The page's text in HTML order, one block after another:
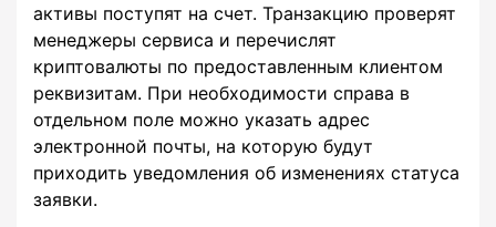
активы поступят на счет. Транзакцию проверят
менеджеры сервиса и перечислят
криптовалюты по предоставленным клиентом
реквизитам. При необходимости справа в
отдельном поле можно указать адрес
электронной почты, на которую будут
приходить уведомления об изменениях статуса
заявки.